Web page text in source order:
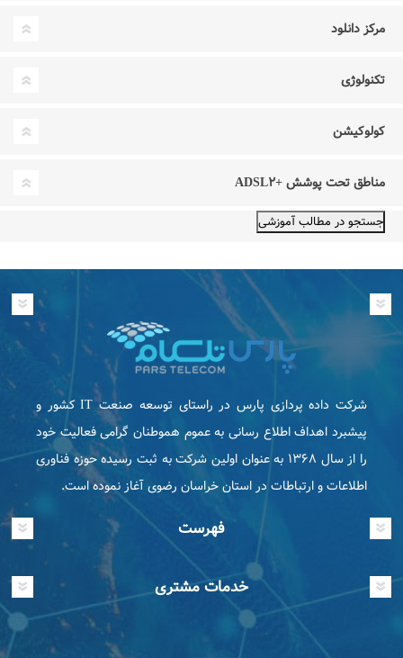
مرکز دانلود
تکنولوژی
کولوکیشن
مناطق تحت پوشش +ADSL۲
شرکت داده پردازی پارس در راستای توسعه صنعت IT كشور و
پیشبرد اهداف اطلاع رسانی به عموم هموطنان گرامی فعاليت خود
را از سال ۱۳۶۸ به عنوان اولین شرکت به ثبت رسیده حوزه فناوری
اطلاعات و ارتباطات در استان خراسان رضوی آغاز نموده است.
فهرست
خدمات مشتری